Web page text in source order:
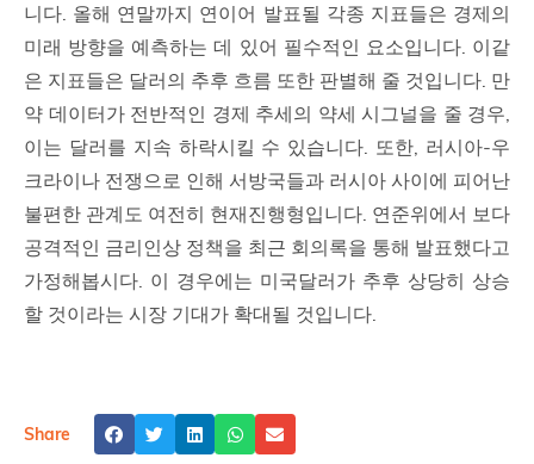
니다. 올해 연말까지 연이어 발표될 각종 지표들은 경제의
미래 방향을 예측하는 데 있어 필수적인 요소입니다. 이같
은 지표들은 달러의 추후 흐름 또한 판별해 줄 것입니다. 만
약 데이터가 전반적인 경제 추세의 약세 시그널을 줄 경우,
이는 달러를 지속 하락시킬 수 있습니다. 또한, 러시아-우
크라이나 전쟁으로 인해 서방국들과 러시아 사이에 피어난
불편한 관계도 여전히 현재진행형입니다. 연준위에서 보다
공격적인 금리인상 정책을 최근 회의록을 통해 발표했다고
가정해봅시다. 이 경우에는 미국달러가 추후 상당히 상승
할 것이라는 시장 기대가 확대될 것입니다.
Share